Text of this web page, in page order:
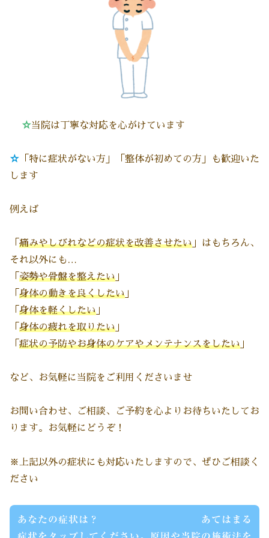
☆当院は丁寧な対応を心がけています
☆ 「特に症状がない方」「整体が初めての方」も歓迎いた
します
例えば
「 痛みやしびれなどの症状を改善させたい 」はもちろん、
それ以外にも…
「 姿勢や骨盤を整えたい 」
「 身体の動きを良くしたい 」
「 身体を軽くしたい 」
「 身体の疲れを取りたい 」
「 症状の予防やお身体のケアやメンテナンスをしたい 」
など、お気軽に当院をご利用くださいませ
お問い合わせ、ご相談、ご予約を心よりお待ちいたしてお
ります。お気軽にどうぞ！
※上記以外の症状にも対応いたしますので、ぜひご相談く
ださい
あなたの症状は？ あてはまる